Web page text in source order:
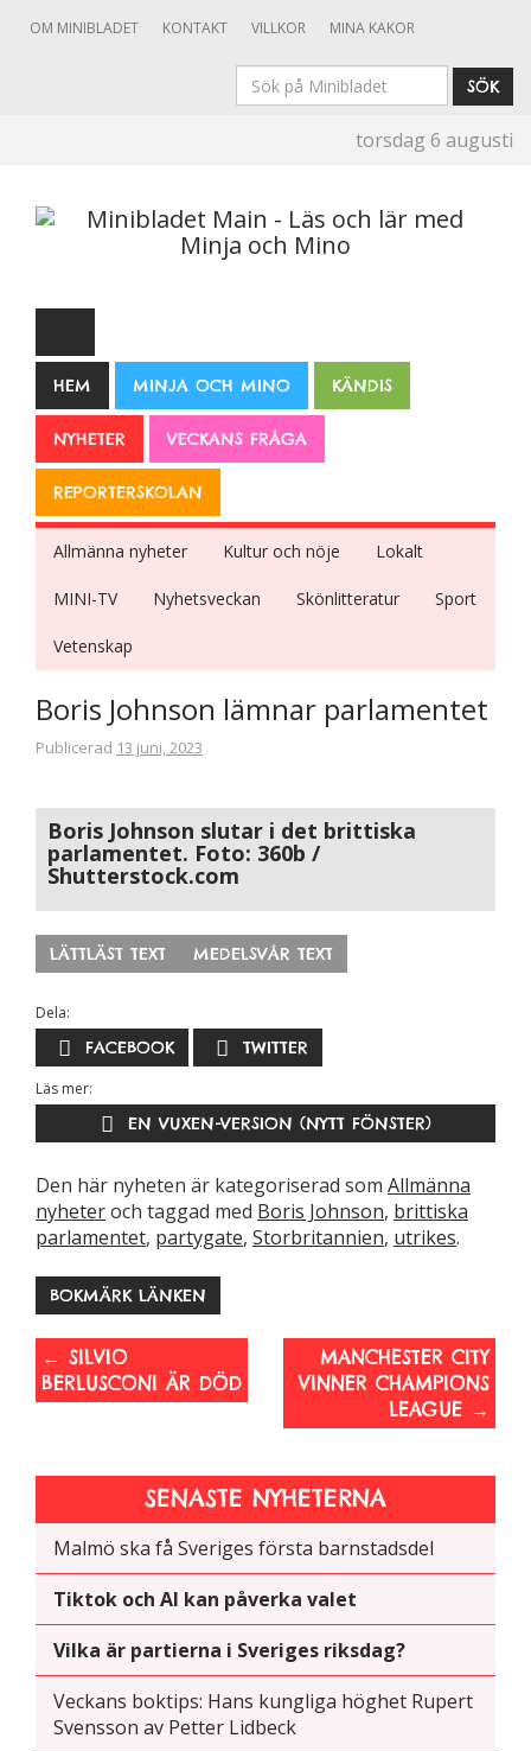
OM MINIBLADET KONTAKT VILLKOR MINA KAKOR
Sök
SÖK
torsdag 6 augusti
HEM MINJA OCH MINO KÄNDIS
NYHETER VECKANS FRÅGA
REPORTERSKOLAN
Allmänna nyheter Kultur och nöje Lokalt
MINI-TV Nyhetsveckan Skönlitteratur Sport
Vetenskap
Boris Johnson lämnar parlamentet
Publicerad 13 juni, 2023
Boris Johnson slutar i det brittiska
parlamentet. Foto: 360b /
Shutterstock.com
LÄTTLÄST TEXT MEDELSVÅR TEXT
Dela:
FACEBOOK TWITTER
Läs mer:
EN VUXEN-VERSION (NYTT FÖNSTER)
Den här nyheten är kategoriserad som Allmänna
nyheteroch taggad med Boris Johnson, brittiska
parlamentet, partygate, Storbritannien, utrikes.
BOKMÄRK LÄNKEN
← SILVIO
BERLUSCONI ÄR DÖD
MANCHESTER CITY
VINNER CHAMPIONS
LEAGUE →
SENASTE NYHETERNA
Malmö ska få Sveriges första barnstadsdel
Tiktok och AI kan påverka valet
Vilka är partierna i Sveriges riksdag?
Veckans boktips: Hans kungliga höghet Rupert
Svensson av Petter Lidbeck
Dessa kakor
går inte att
välja bort. De
att hemsidan
över huvud
taget ska
fungera.
Statistik
För att vi ska
kunna
förbättra
hemsidans
funktionalitet
baserat på
hur hemsidan
används.
Upplevelse
För att vår
hemsida ska
prestera så
under ditt
du nekar de
här kakorna
kommer viss
funktionalitet
att försvinna
från